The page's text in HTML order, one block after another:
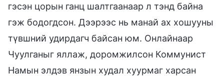
гэсэн цорын ганц шалтгаанаар л тэнд байна
гэж бодогдсон. Дээрээс нь манай ах хошууны
түвшний удирдагч байсан юм. Онлайнаар
Чуулганыг яллаж, доромжилсон Коммунист
Намын элдэв янзын худал хуурмаг харсан